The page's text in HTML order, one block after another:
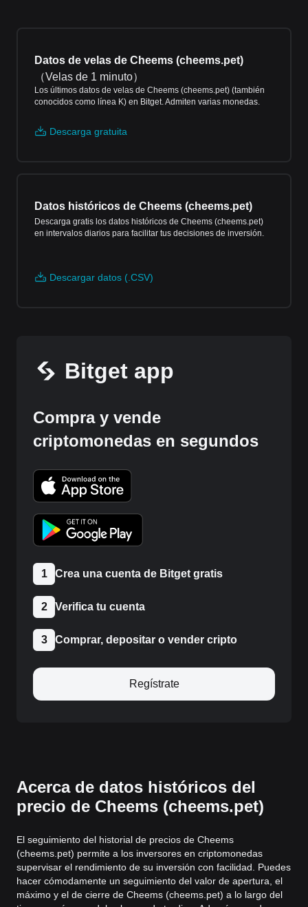
Datos de velas de Cheems (cheems.pet)
（Velas de 1 minuto）
Los últimos datos de velas de Cheems (cheems.pet) (también
conocidos como línea K) en Bitget. Admiten varias monedas.
Descarga gratuita
Datos históricos de Cheems (cheems.pet)
Descarga gratis los datos históricos de Cheems (cheems.pet)
en intervalos diarios para facilitar tus decisiones de inversión.
Descargar datos (.CSV)
Bitget app
Compra y vende
criptomonedas en segundos
1 Crea una cuenta de Bitget gratis
2 Verifica tu cuenta
3 Comprar, depositar o vender cripto
Regístrate
Acerca de datos históricos del
precio de Cheems (cheems.pet)
El seguimiento del historial de precios de Cheems
(cheems.pet) permite a los inversores en criptomonedas
supervisar el rendimiento de su inversión con facilidad. Puedes
hacer cómodamente un seguimiento del valor de apertura, el
máximo y el de cierre de Cheems (cheems.pet) a lo largo del